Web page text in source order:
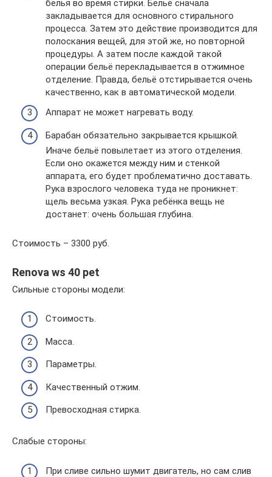
белья во время стирки. Бельё сначала
закладывается для основного стирального
процесса. Затем это действие производится для
полоскания вещей, для этой же, но повторной
процедуры. А затем после каждой такой
операции бельё перекладывается в отжимное
отделение. Правда, бельё отстирывается очень
качественно, как в автоматической модели.
Аппарат не может нагревать воду.
Барабан обязательно закрывается крышкой.
Иначе бельё повылетает из этого отделения.
Если оно окажется между ним и стенкой
аппарата, его будет проблематично доставать.
Рука взрослого человека туда не проникнет:
щель весьма узкая. Рука ребёнка вещь не
достанет: очень большая глубина.
Стоимость – 3300 руб.
Renova ws 40 pet
Сильные стороны модели:
Стоимость.
Масса.
Параметры.
Качественный отжим.
Превосходная стирка.
Слабые стороны:
При сливе сильно шумит двигатель, но сам слив